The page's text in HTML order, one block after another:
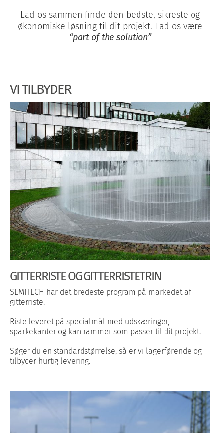
Lad os sammen finde den bedste, sikreste og
økonomiske løsning til dit projekt. Lad os være
“part of the solution”
VI TILBYDER
GITTERRISTE OG GITTERRISTETRIN
SEMITECH har det bredeste program på markedet af
gitterriste.
Riste leveret på specialmål med udskæringer,
sparkekanter og kantrammer som passer til dit projekt.
Søger du en standardstørrelse, så er vi lagerførende og
tilbyder hurtig levering.